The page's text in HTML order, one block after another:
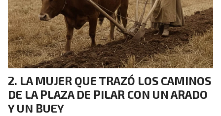
LA MUJER QUE TRAZÓ LOS CAMINOS
DE LA PLAZA DE PILAR CON UN ARADO
Y UN BUEY